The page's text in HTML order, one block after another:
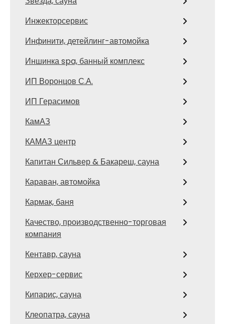
Инжекторсервис
Инфинити, детейлинг-автомойка
Иншинка spa, банный комплекс
ИП Воронцов С.А.
ИП Герасимов
КамАЗ
КАМАЗ центр
Капитан Сильвер & Бакареш, сауна
Караван, автомойка
Кармак, баня
Качество, производственно-торговая
компания
Кентавр, сауна
Керхер-сервис
Кипарис, сауна
Клеопатра, сауна